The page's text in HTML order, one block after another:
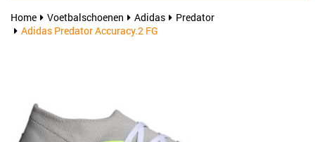
Home Voetbalschoenen Adidas
Predator
Adidas Predator Accuracy.2 FG